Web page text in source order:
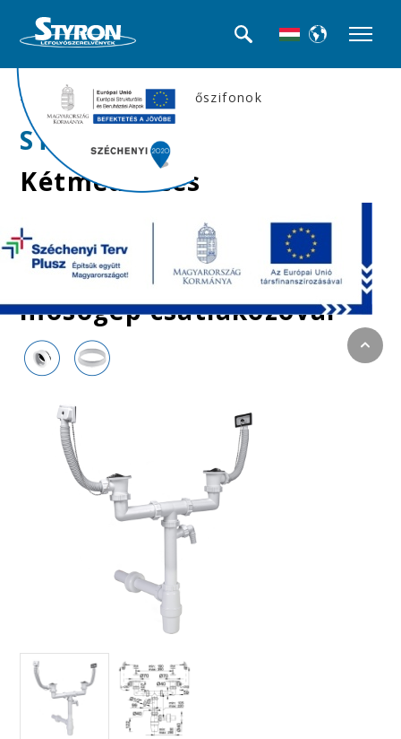
>>Mosogató búra-, és csőszifonok
STY-539-1
Kétmedencés
mosogatószifon, dupla
túlfolyóval,
leeresztőszeleppel,
mosógép csatlakozóval